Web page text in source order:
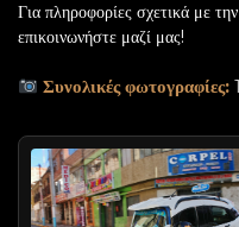
Για πληροφορίες σχετικά με
επικοινωνήστε μαζί μας!
Συνολικές φωτογραφίες: